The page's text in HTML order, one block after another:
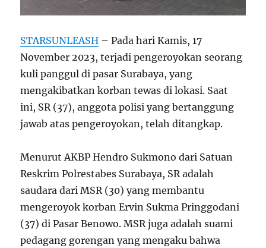
STARSUNLEASH – Pada hari Kamis, 17
November 2023, terjadi pengeroyokan seorang
kuli panggul di pasar Surabaya, yang
mengakibatkan korban tewas di lokasi. Saat
ini, SR (37), anggota polisi yang bertanggung
jawab atas pengeroyokan, telah ditangkap.
Menurut AKBP Hendro Sukmono dari Satuan
Reskrim Polrestabes Surabaya, SR adalah
saudara dari MSR (30) yang membantu
mengeroyok korban Ervin Sukma Pringgodani
(37) di Pasar Benowo. MSR juga adalah suami
pedagang gorengan yang mengaku bahwa